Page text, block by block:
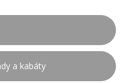
a kabáty